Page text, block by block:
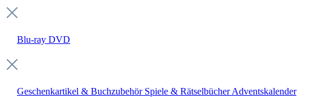
Blu-ray DVD
Geschenkartikel & Buchzubehör Spiele & RätselbücherAdventskalender